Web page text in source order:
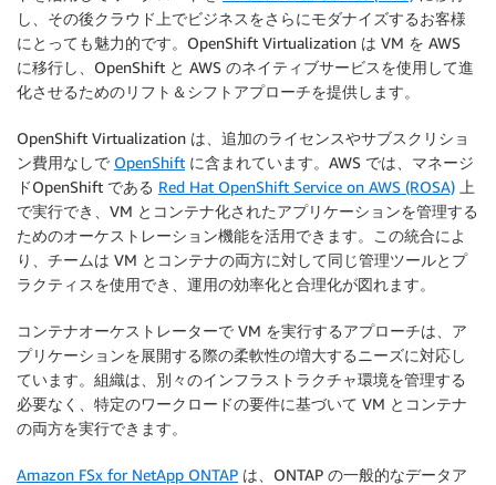
し、その後クラウド上でビジネスをさらにモダナイズするお客様
にとっても魅力的です。OpenShift Virtualization は VM を AWS
に移行し、OpenShift と AWS のネイティブサービスを使用して進
化させるためのリフト＆シフトアプローチを提供します。
OpenShift Virtualization は、追加のライセンスやサブスクリショ
ン費用なしで OpenShift に含まれています。AWS では、マネージ
ドOpenShift である Red Hat OpenShift Service on AWS (ROSA) 上
で実行でき、VM とコンテナ化されたアプリケーションを管理する
ためのオーケストレーション機能を活用できます。この統合によ
り、チームは VM とコンテナの両方に対して同じ管理ツールとプ
ラクティスを使用でき、運用の効率化と合理化が図れます。
コンテナオーケストレーターで VM を実行するアプローチは、ア
プリケーションを展開する際の柔軟性の増大するニーズに対応し
ています。組織は、別々のインフラストラクチャ環境を管理する
必要なく、特定のワークロードの要件に基づいて VM とコンテナ
の両方を実行できます。
Amazon FSx for NetApp ONTAP は、ONTAP の一般的なデータア